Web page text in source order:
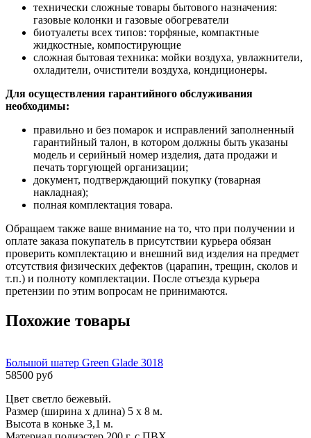
технически сложные товары бытового назначения:
газовые колонки и газовые обогреватели
биотуалеты всех типов: торфяные, компактные
жидкостные, компостирующие
сложная бытовая техника: мойки воздуха, увлажнители,
охладители, очистители воздуха, кондиционеры.
Для осуществления гарантийного обслуживания
необходимы:
правильно и без помарок и исправлений заполненный
гарантийный талон, в котором должны быть указаны
модель и серийный номер изделия, дата продажи и
печать торгующей организации;
документ, подтверждающий покупку (товарная
накладная);
полная комплектация товара.
Обращаем также ваше внимание на то, что при получении и
оплате заказа покупатель в присутствии курьера обязан
проверить комплектацию и внешний вид изделия на предмет
отсутствия физических дефектов (царапин, трещин, сколов и
т.п.) и полноту комплектации. После отъезда курьера
претензии по этим вопросам не принимаются.
Похожие товары
Большой шатер Green Glade 3018
58500 руб
Цвет светло бежевый.
Размер (ширина х длина) 5 х 8 м.
Высота в коньке 3,1 м.